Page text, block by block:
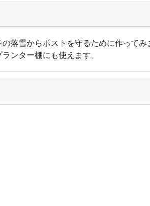
落雪からポストを守るために作って
ンター棚にも使えます。